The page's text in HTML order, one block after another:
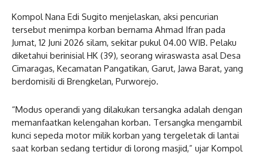
Kompol Nana Edi Sugito menjelaskan, aksi pencurian
tersebut menimpa korban bernama Ahmad Ifran pada
Jumat, 12 Juni 2026 silam, sekitar pukul 04.00 WIB. Pelaku
diketahui berinisial HK (39), seorang wiraswasta asal Desa
Cimaragas, Kecamatan Pangatikan, Garut, Jawa Barat, yang
berdomisili di Brengkelan, Purworejo.
“Modus operandi yang dilakukan tersangka adalah dengan
memanfaatkan kelengahan korban. Tersangka mengambil
kunci sepeda motor milik korban yang tergeletak di lantai
saat korban sedang tertidur di lorong masjid,” ujar Kompol